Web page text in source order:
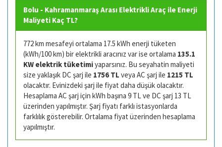
Bolu - Kahramanmaraş Arası Elektrikli Araç ile Enerji
Maliyeti Kaç TL?
772 km mesafeyi ortalama 17.5 kWh enerji tüketen
(kWh/100 km) bir elektrikli aracınız var ise ortalama 135.1
KW elektrik tüketimiyaparsınız. Bu seyahatin maliyeti
size yaklaşık DC şarj ile 1756 TL veya AC şarj ile 1215 TL
olacaktır. Evinizdeki şarj ile fiyat daha düşük olacaktır.
Hesaplama AC şarj için kWh başına 9 TL ve DC şarj 13 TL
üzerinden yapılmıştır. Şarj fiyatı farklı istasyonlarda
farklılık gösterebilir. Ortalama fiyat üzerinden hesaplama
yapılmıştır.